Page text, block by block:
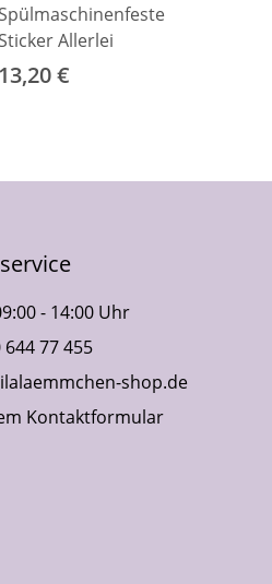
Spülmaschinenfeste
Sticker Allerlei
13,20 €
- 14:00 Uhr
644 77 455
shop.de
Kontaktformular